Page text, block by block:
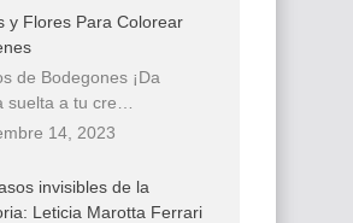
y Flores Para Colorear
de Bodegones ¡Da
suelta a tu cre…
14, 2023
invisibles de la
Leticia Marotta Ferrari